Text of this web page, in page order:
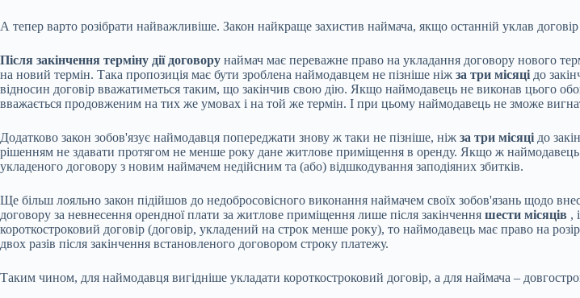
А тепер варто розібрати найважливіше. Закон найкраще захистив наймача, якщо останній уклав
Після закінчення терміну дії договору наймач має переважне право на укладання договору нового
на новий термін. Така пропозиція має бути зроблена наймодавцем не пізніше ніж за три місяці до
відносин договір вважатиметься таким, що закінчив свою дію. Якщо наймодавець не виконав цього
вважається продовженим на тих же умовах і на той же термін. І при цьому наймодавець не зможе
Додатково закон зобов'язує наймодавця попереджати знову ж таки не пізніше, ніж за три місяці до
рішенням не здавати протягом не менше року дане житлове приміщення в оренду. Якщо ж
укладеного договору з новим наймачем недійсним та (або) відшкодування заподіяних збитків.
Ще більш лояльно закон підійшов до недобросовісного виконання наймачем своїх зобов'язань щодо
договору за невнесення орендної плати за житлове приміщення лише після закінчення шести місяців ,
короткостроковий договір (договір, укладений на строк менше року), то наймодавець має право на
двох разів після закінчення встановленого договором строку платежу.
Таким чином, для наймодавця вигідніше укладати короткостроковий договір, а для наймача –